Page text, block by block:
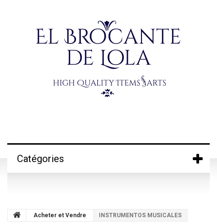
Catégories
Acheter et Vendre INSTRUMENTOS MUSICALES